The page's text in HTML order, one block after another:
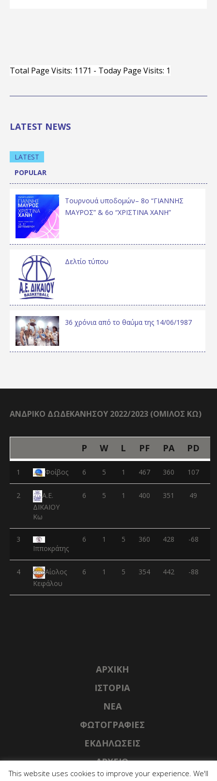
Total Page Visits: 1171 - Today Page Visits: 1
LATEST NEWS
LATEST
POPULAR
Τουρνουά υποδομών– 8ο “ΓΙΑΝΝΗΣ
ΜΑΥΡΟΣ” & 6ο “ΧΡΙΣΤΙΝΑ ΧΑΝΗ”
Δελτίο τύπου
36 χρόνια από το θαύμα της 14/06/1987
ΑΝΔΡΙΚΟ ΔΩΔΕΚΑΝΗΣΟΥ 2022/2023 (ΟΜΙΛΟΣ ΚΩ)
P W L PF PA PD
1 Φοίβος 6 5 1 467 360 107
2
Α.Ε.
ΔΙΚΑΙΟΥ
Κω
6 5 1 400 351 49
3
Ιπποκράτης
6 1 5 360 428 -68
4
Αίολος
Κεφάλου
6 1 5 354 442 -88
ΑΡΧΙΚΉ
ΙΣΤΟΡΊΑ
NΈΑ
ΦΩΤΟΓΡΑΦΊΕΣ
ΕΚΔΗΛΏΣΕΙΣ
ΑΡΧΕΊΟ
This website uses cookies to improve your experience. We'll